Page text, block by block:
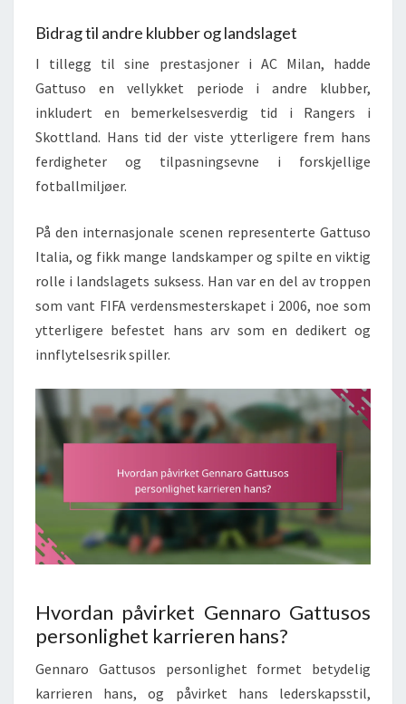
Bidrag til andre klubber og landslaget
I tillegg til sine prestasjoner i AC Milan, hadde
Gattuso en vellykket periode i andre klubber,
inkludert en bemerkelsesverdig tid i Rangers i
Skottland. Hans tid der viste ytterligere frem hans
ferdigheter og tilpasningsevne i forskjellige
fotballmiljøer.
På den internasjonale scenen representerte Gattuso
Italia, og fikk mange landskamper og spilte en viktig
rolle i landslagets suksess. Han var en del av troppen
som vant FIFA verdensmesterskapet i 2006, noe som
ytterligere befestet hans arv som en dedikert og
innflytelsesrik spiller.
Hvordan påvirket Gennaro Gattusos
personlighet karrieren hans?
Gennaro Gattusos personlighet formet betydelig
karrieren hans, og påvirket hans lederskapsstil,